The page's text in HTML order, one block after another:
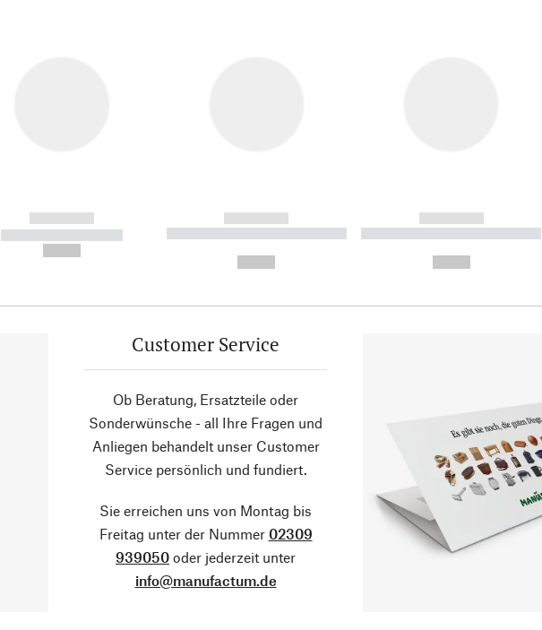
------------
----------- -----------
------------
----------- ----------- ----------
------------
----------- ----------- ----------
Customer Service
Ob Beratung, Ersatzteile oder
Sonderwünsche - all Ihre Fragen und
Anliegen behandelt unser Customer
Service persönlich und fundiert.
Sie erreichen uns von Montag bis
Freitag unter der Nummer 02309
939050 oder jederzeit unter
info@manufactum.de